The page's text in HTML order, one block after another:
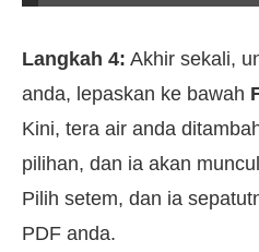
Langkah 4: Akhir sekali,
anda, lepaskan ke bawah
Kini, tera air anda
pilihan, dan ia akan
Pilih setem, dan ia
PDF anda.